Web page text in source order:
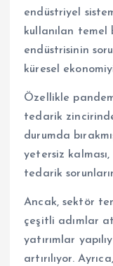
endüstriyel
kullanılan temel
endüstrisinin
küresel
Özellikle
tedarik
durumda
yetersiz
tedarik
Ancak, sektör
çeşitli adımlar
yatırımlar
artırılıyor.